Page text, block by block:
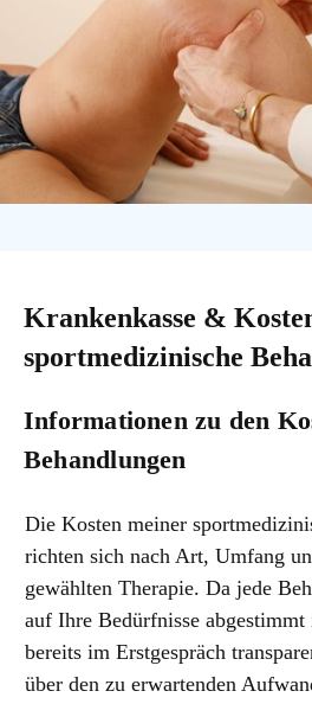
Krankenkasse &
sportmedizinische
Informationen zu den
Behandlungen
Die Kosten meiner
richten sich nach Art, Umfang
gewählten Therapie. Da jede
auf Ihre Bedürfnisse
bereits im Erstgespräch
über den zu erwartenden